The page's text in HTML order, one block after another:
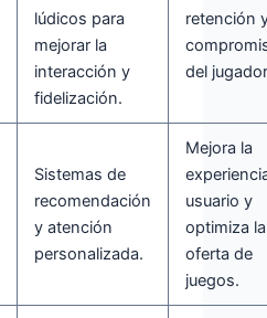
lúdicos para
mejorar la
interacción y
fidelización.
retención
del
Sistemas de
recomendación
y atención
personalizada.
Mejora la
usuario y
optimiza la
oferta de
juegos.